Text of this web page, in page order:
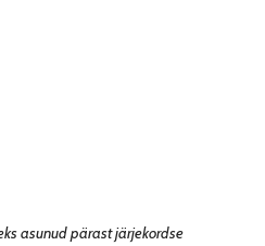
asunud pärast järjekordse